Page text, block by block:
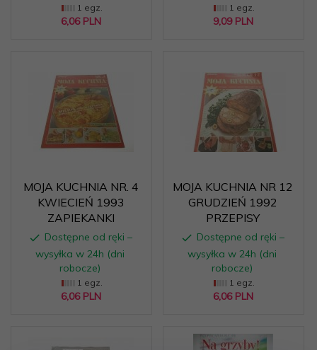
1 egz.
6,06 PLN
1 egz.
9,09 PLN
MOJA KUCHNIA NR. 4
KWIECIEŃ 1993
ZAPIEKANKI
Dostępne od ręki –
wysyłka w 24h (dni
robocze)
1 egz.
6,06 PLN
MOJA KUCHNIA NR 12
GRUDZIEŃ 1992
PRZEPISY
Dostępne od ręki –
wysyłka w 24h (dni
robocze)
1 egz.
6,06 PLN